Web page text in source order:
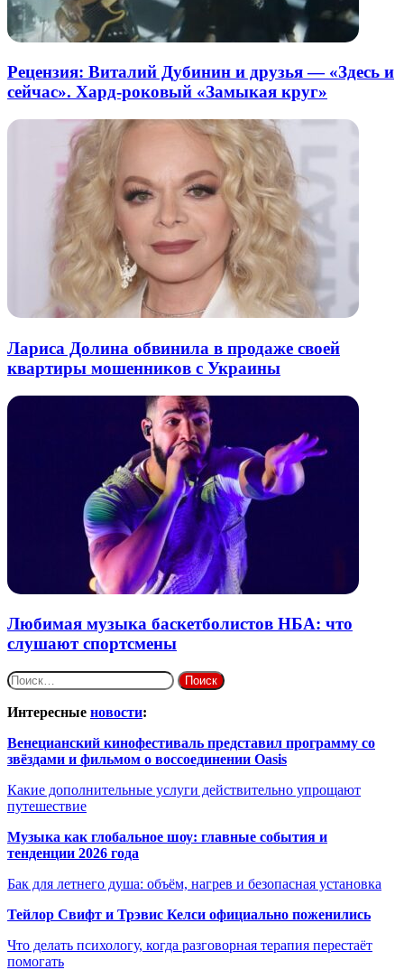
Рецензия: Виталий Дубинин и друзья — «Здесь и
сейчас». Хард-роковый «Замыкая круг»
Лариса Долина обвинила в продаже своей
квартиры мошенников с Украины
Любимая музыка баскетболистов НБА: что
слушают спортсмены
Найти:
Интересные новости:
Венецианский кинофестиваль представил программу со
звёздами и фильмом о воссоединении Oasis
Какие дополнительные услуги действительно упрощают
путешествие
Музыка как глобальное шоу: главные события и
тенденции 2026 года
Бак для летнего душа: объём, нагрев и безопасная установка
Тейлор Свифт и Трэвис Келси официально поженились
Что делать психологу, когда разговорная терапия перестаёт
помогать